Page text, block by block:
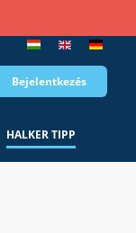
Bejelentkezés
HALKER TIPP